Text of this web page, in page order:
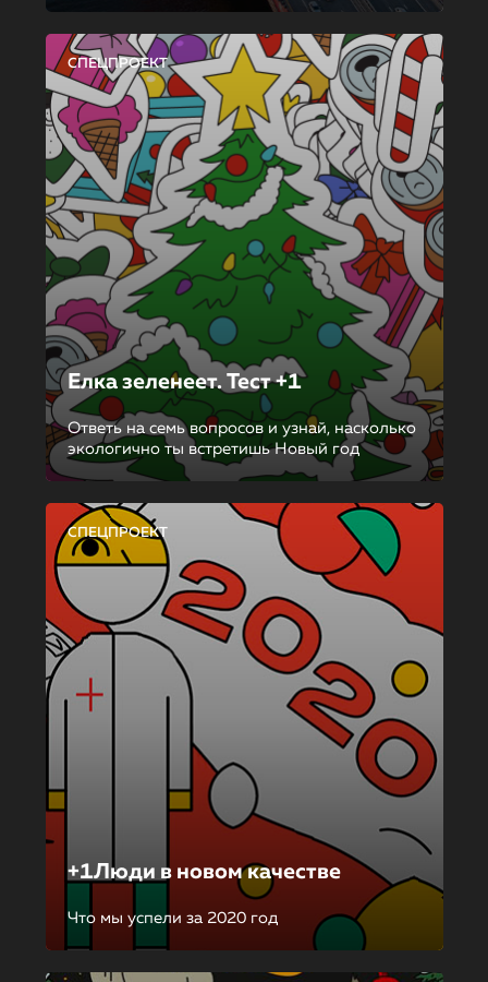
СПЕЦПРОЕКТ
Елка зеленеет. Тест +1
Ответь на семь вопросов и узнай, насколько
экологично ты встретишь Новый год
СПЕЦПРОЕКТ
+1Люди в новом качестве
Что мы успели за 2020 год